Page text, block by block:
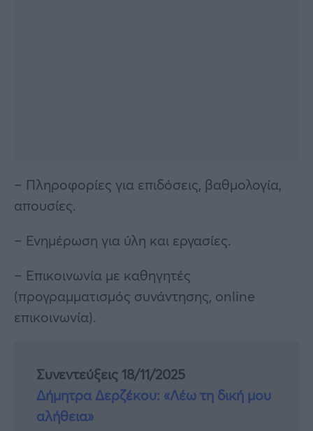
– Πληροφορίες για επιδόσεις, βαθμολογία,
απουσίες.
– Ενημέρωση για ύλη και εργασίες.
– Επικοινωνία με καθηγητές
(προγραμματισμός συνάντησης, online
επικοινωνία).
Συνεντεύξεις 18/11/2025
Δήμητρα Δερζέκου: «Λέω τη δική μου
αλήθεια»